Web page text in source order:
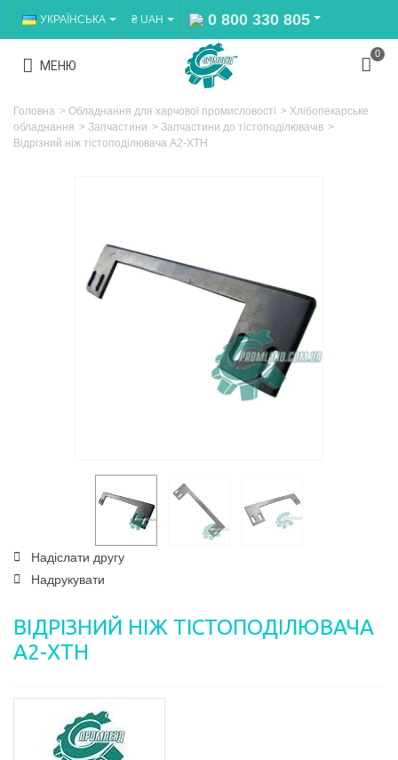
УКРАЇНСЬКА ₴ UAH 0 800 330 805
МЕНЮ
0
Головна > Обладнання для харчової промисловості > Хлібопекарське
обладнання > Запчастини > Запчастини до тістоподілювачів >
Відрізний ніж тістоподілювача А2-ХТН
Надіслати другу
Надрукувати
ВІДРІЗНИЙ НІЖ ТІСТОПОДІЛЮВАЧА
А2-ХТН